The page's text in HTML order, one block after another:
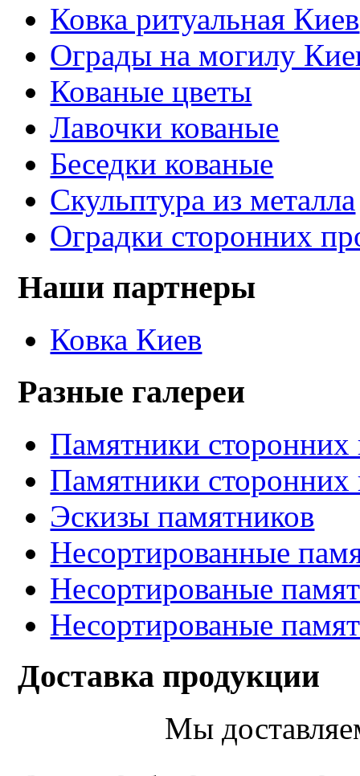
Ковка ритуальная Киев
Ограды на могилу
Кованые цветы
Лавочки кованые
Беседки кованые
Скульптура из металла
Оградки сторонних
Наши партнеры
Ковка Киев
Разные галереи
Памятники сторонних
Памятники сторонних
Эскизы памятников
Несортированные
Несортированые
Несортированые
Доставка продукции
Мы